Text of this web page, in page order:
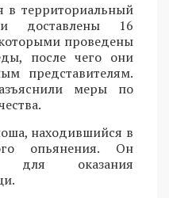
в территориальный
доставлены 16
проведены
после чего они
представителям.
меры по
находившийся в
опьянения. Он
для оказания